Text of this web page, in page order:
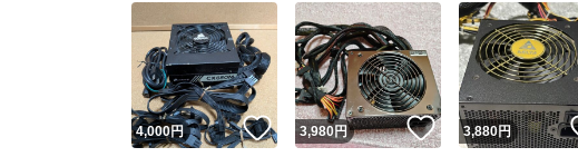
4,000円 いいね！
3,980円 いいね！
3,880円